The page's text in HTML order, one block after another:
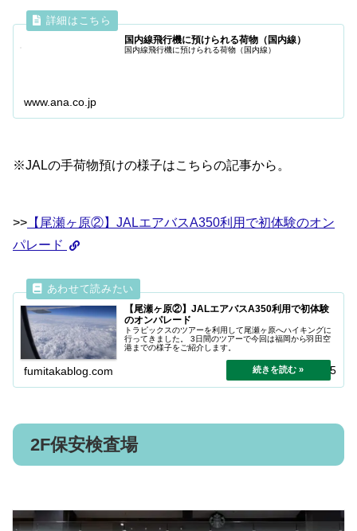
国内線飛行機に預けられる荷物（国内線）
国内線飛行機に預けられる荷物（国内線）
www.ana.co.jp
※JALの手荷物預けの様子はこちらの記事から。
>> 【尾瀬ヶ原②】JALエアバスA350利用で初体験のオン
パレード
【尾瀬ヶ原②】JALエアバスA350利用で初体験
のオンパレード
トラピックスのツアーを利用して尾瀬ヶ原へハイキングに
行ってきました。 3日間のツアーで今回は福岡から羽田空
港までの様子をご紹介します。
fumitakablog.com 2025.07.15
2F保安検査場